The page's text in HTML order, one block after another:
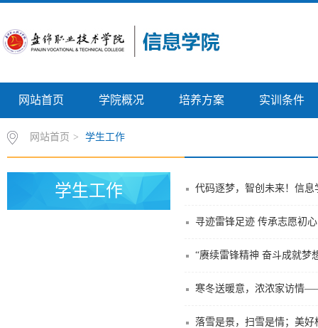
网站首页 学院概况 培养方案 实训条件
网站首页 > 学生工作
学生工作 代码逐梦，智创未来！信息
寻迹雷锋足迹 传承志愿初
“赓续雷锋精神 奋斗成就梦
寒冬送暖意，浓浓家访情
落雪是景，扫雪是情；美好